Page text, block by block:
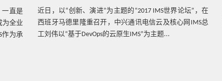
一直是
为全业
作为承
近日，以“创新、演进”为主题的“2017 IMS世界论坛”，在
西班牙马德里隆重召开，中兴通讯电信云及核心网IMS总
工刘伟以“基于DevOps的云原生IMS”为主题...